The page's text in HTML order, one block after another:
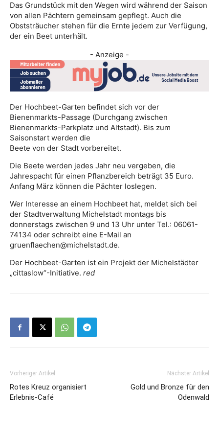
Das Grundstück mit den Wegen wird während der Saison
von allen Pächtern gemeinsam gepflegt. Auch die
Obststräucher stehen für die Ernte jedem zur Verfügung,
der ein Beet unterhält.
- Anzeige -
Der Hochbeet-Garten befindet sich vor der
Bienenmarkts-Passage (Durchgang zwischen
Bienenmarkts-Parkplatz und Altstadt). Bis zum
Saisonstart werden die
Beete von der Stadt vorbereitet.
Die Beete werden jedes Jahr neu vergeben, die
Jahrespacht für einen Pflanzbereich beträgt 35 Euro.
Anfang März können die Pächter loslegen.
Wer Interesse an einem Hochbeet hat, meldet sich bei
der Stadtverwaltung Michelstadt montags bis
donnerstags zwischen 9 und 13 Uhr unter Tel.: 06061-
74134 oder schreibt eine E-Mail an
gruenflaechen@michelstadt.de.
Der Hochbeet-Garten ist ein Projekt der Michelstädter
„cittaslow“-Initiative. red
Vorheriger Artikel
Rotes Kreuz organisiert
Erlebnis-Café
Nächster Artikel
Gold und Bronze für den
Odenwald